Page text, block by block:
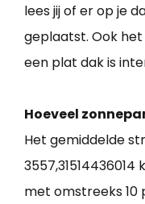
lees jij of er op je
geplaatst. Ook
een plat dak is
Hoeveel
Het gemiddelde
met omstreeks 10